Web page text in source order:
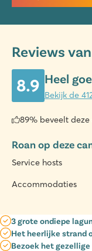
Reviews
8.9 Heel
Bekijk de
89% beveelt
Roan op deze
Service hosts
Accommodaties
3 grote ondiepe
Het heerlijke strand
Bezoek het gezellige